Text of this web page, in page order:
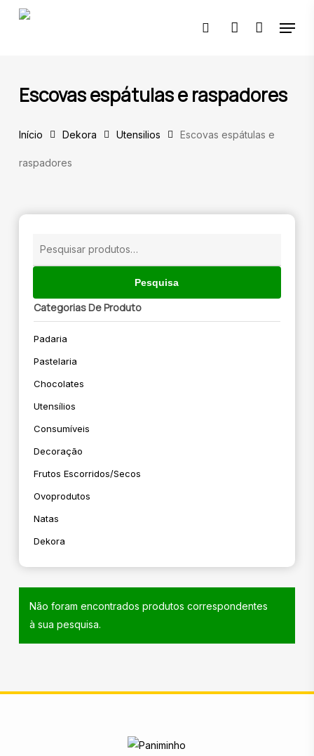
Skip
pesquisaraccount
Menu
Escovas espátulas e raspadores
Início Dekora Utensilios Escovas espátulas e
raspadores
Pesquisa
Categorias De Produto
Padaria
Pastelaria
Chocolates
Utensílios
Consumíveis
Decoração
Frutos Escorridos/secos
Ovoprodutos
Natas
Dekora
Não foram encontrados produtos correspondentes
à sua pesquisa.